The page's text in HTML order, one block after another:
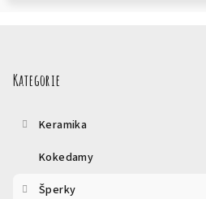
Kategorie
Keramika
Kokedamy
Šperky